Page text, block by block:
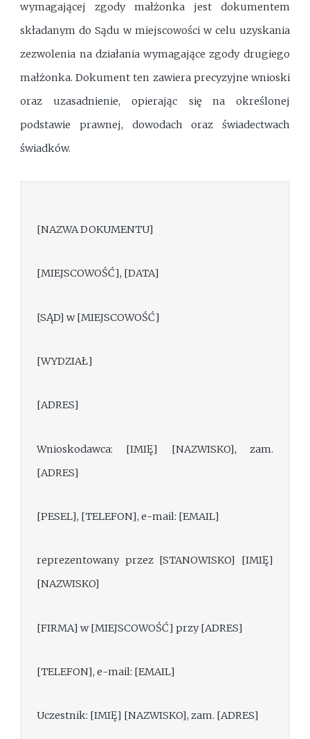
wymagającej zgody małżonka jest dokumentem
składanym do Sądu w miejscowości w celu uzyskania
zezwolenia na działania wymagające zgody drugiego
małżonka. Dokument ten zawiera precyzyjne wnioski
oraz uzasadnienie, opierając się na określonej
podstawie prawnej, dowodach oraz świadectwach
świadków.
[NAZWA DOKUMENTU]
[MIEJSCOWOŚĆ], [DATA]
[SĄD] w [MIEJSCOWOŚĆ]
[WYDZIAŁ]
[ADRES]
Wnioskodawca: [IMIĘ] [NAZWISKO], zam.
[ADRES]
[PESEL], [TELEFON], e-mail: [EMAIL]
reprezentowany przez [STANOWISKO] [IMIĘ]
[NAZWISKO]
[FIRMA] w [MIEJSCOWOŚĆ] przy [ADRES]
[TELEFON], e-mail: [EMAIL]
Uczestnik: [IMIĘ] [NAZWISKO], zam. [ADRES]